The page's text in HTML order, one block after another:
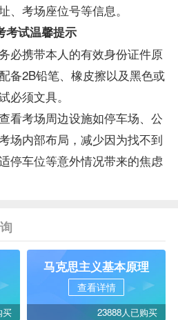
、考场座位号等信息。
考试温馨提示
必携带本人的有效身份证件原
备2B铅笔、橡皮擦以及黑色或
必须文具。
看考场周边设施如停车场、公
场内部布局，减少因为找不到
停车位等意外情况带来的焦虑
买
马克思主义基本原理
查看详情
23888人已购买